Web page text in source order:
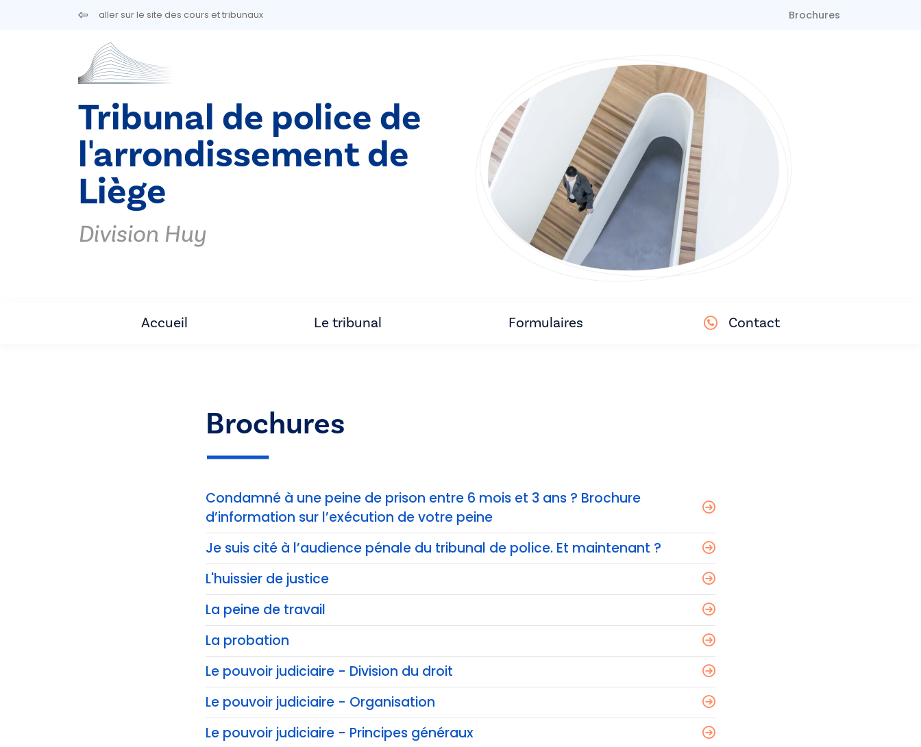
Aller au contenu principalaller sur le site des cours et tribunaux Brochures
Tribunal de police de
l'arrondissement de
Liège
Division Huy
Accueil Le tribunal Formulaires Contact
Brochures
Condamné à une peine de prison entre 6 mois et 3 ans ? Brochure
d’information sur l’exécution de votre peine
Je suis cité à l’audience pénale du tribunal de police. Et maintenant ?
L'huissier de justice
La peine de travail
La probation
Le pouvoir judiciaire - Division du droit
Le pouvoir judiciaire - Organisation
Le pouvoir judiciaire - Principes généraux